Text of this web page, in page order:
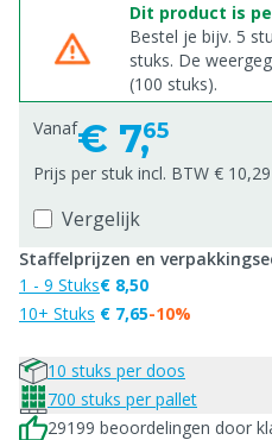
Dit product is
Bestel je bijv. 5
stuks. De
(100 stuks).
Vanaf€ 7,65
Prijs per stuk incl. BTW € 10,29
Vergelijk
Staffelprijzen en
1 - 9 Stuks
10+ Stuks
€ 8,50
€ 7,65-10%
10 stuks per doos
700 stuks per pallet
29199 beoordelingen door